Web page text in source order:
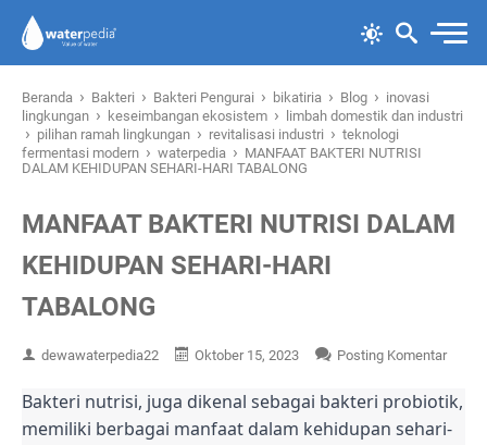
Beranda › Bakteri › Bakteri Pengurai › bikatiria › Blog › inovasi
lingkungan › keseimbangan ekosistem › limbah domestik dan industri
› pilihan ramah lingkungan › revitalisasi industri › teknologi
fermentasi modern › waterpedia › MANFAAT BAKTERI NUTRISI
DALAM KEHIDUPAN SEHARI-HARI TABALONG
MANFAAT BAKTERI NUTRISI DALAM
KEHIDUPAN SEHARI-HARI
TABALONG
dewawaterpedia22 Oktober 15, 2023 Posting Komentar
Bakteri nutrisi, juga dikenal sebagai bakteri probiotik,
memiliki berbagai manfaat dalam kehidupan sehari-